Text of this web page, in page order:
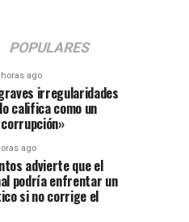
POPULARES
horas ago
irregularidades
lo califica como un
ago
advierte que el
podría enfrentar un
si no corrige el